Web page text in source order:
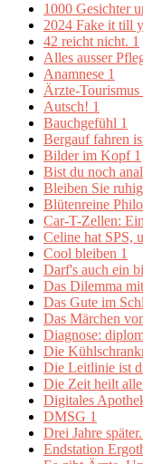
1000 Gesichter
2024 Fake it till
42 reicht nicht. 1
Alles ausser
Anamnese 1
Ärzte-
Autsch! 1
Bauchgefühl 1
Bergauf fahren
Bilder im Kopf 1
Bist du noch
Bleiben Sie
Blütenreine
Car-T-Zellen:
Celine hat SPS,
Cool bleiben 1
Darf's auch ein
Das Dilemma
Das Gute im
Das Märchen
Diagnose:
Die
Die Leitlinie ist
Die Zeit heilt
Digitales
DMSG 1
Drei Jahre
Endstation